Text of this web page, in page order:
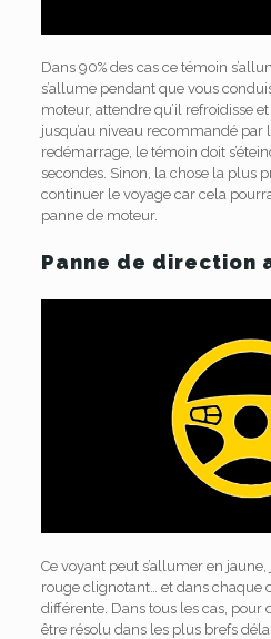
Dans 90% des cas ce témoin
s’allume pendant que vous
moteur, attendre qu’il refroidisse
jusqu’au niveau recommandé par
redémarrage, le témoin doit
secondes. Sinon, la chose la plus
continuer le voyage car cela
panne de moteur.
Panne de direction
Ce voyant peut s’allumer en
rouge clignotant… et dans chaque
différente. Dans tous les cas, pour
être résolu dans les plus brefs